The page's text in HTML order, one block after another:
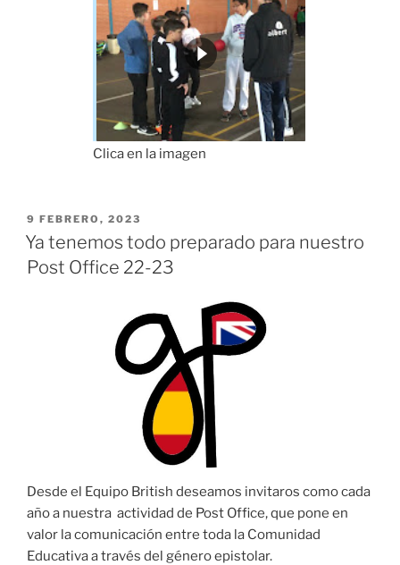
Clica en la imagen
PUBLICADO
EL
9 FEBRERO, 2023
Ya tenemos todo preparado para nuestro
Post Office 22-23
Desde el Equipo British deseamos invitaros como cada
año a nuestra actividad de Post Office, que pone en
valor la comunicación entre toda la Comunidad
Educativa a través del género epistolar.